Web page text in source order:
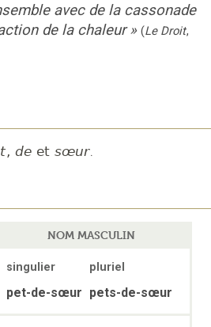
avec de la cassonade
de la chaleur » (Le Droit,
, de et sœur.
NOM MASCULIN
singulier pluriel
pet-de-sœur pets-de-sœur